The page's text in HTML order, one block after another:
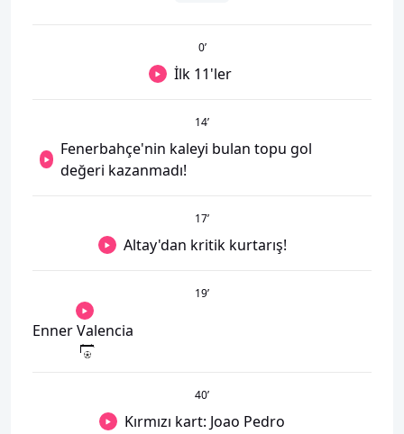
0’
İlk 11'ler
14’
Fenerbahçe'nin kaleyi bulan topu gol
değeri kazanmadı!
17’
Altay'dan kritik kurtarış!
19’
Enner Valencia
40’
Kırmızı kart: Joao Pedro